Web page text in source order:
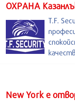
ОХРАНА
T.F.
New York е